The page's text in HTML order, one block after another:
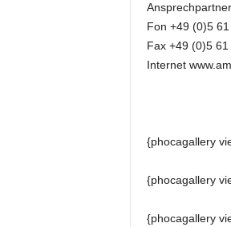
Fon +49 (0)5
Fax +49 (0)5
Internet
{phocagallery
{phocagallery
{phocagallery